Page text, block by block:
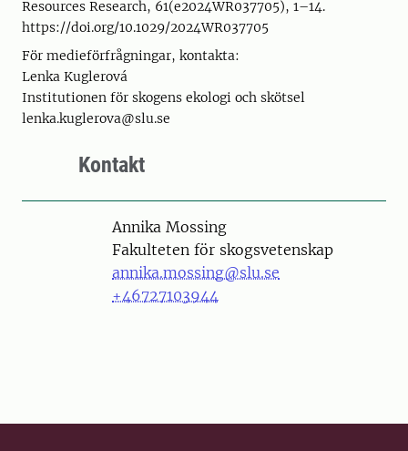
Resources Research, 61(e2024WR037705), 1–14.
https://doi.org/10.1029/2024WR037705
För medieförfrågningar, kontakta:
Lenka Kuglerová
Institutionen för skogens ekologi och skötsel
lenka.kuglerova@slu.se
Kontakt
PersonAnnika Mossing
Fakulteten för skogsvetenskap
annika.mossing@slu.se
+46727103944